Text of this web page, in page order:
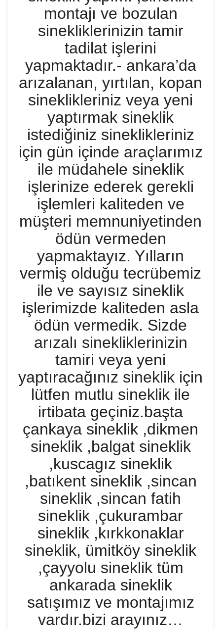
montajı ve bozulan
sinekliklerinizin tamir
tadilat işlerini
yapmaktadır.- ankara’da
arızalanan, yırtılan, kopan
sineklikleriniz veya yeni
yaptırmak sineklik
istediğiniz sineklikleriniz
için gün içinde araçlarımız
ile müdahele sineklik
işlerinize ederek gerekli
işlemleri kaliteden ve
müşteri memnuniyetinden
ödün vermeden
yapmaktayız. Yılların
vermiş olduğu tecrübemiz
ile ve sayısız sineklik
işlerimizde kaliteden asla
ödün vermedik. Sizde
arızalı sinekliklerinizin
tamiri veya yeni
yaptıracağınız sineklik için
lütfen mutlu sineklik ile
irtibata geçiniz.başta
çankaya sineklik ,dikmen
sineklik ,balgat sineklik
,kuscagız sineklik
,batıkent sineklik ,sincan
sineklik ,sincan fatih
sineklik ,çukurambar
sineklik ,kırkkonaklar
sineklik, ümitköy sineklik
,çayyolu sineklik tüm
ankarada sineklik
satışımız ve montajımız
vardır.bizi arayınız…